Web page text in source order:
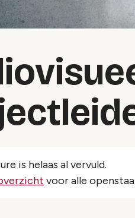
is helaas al vervuld.
voor alle